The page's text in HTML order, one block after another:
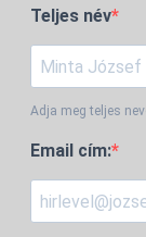
Teljes név
Adja meg teljes
Email cím: